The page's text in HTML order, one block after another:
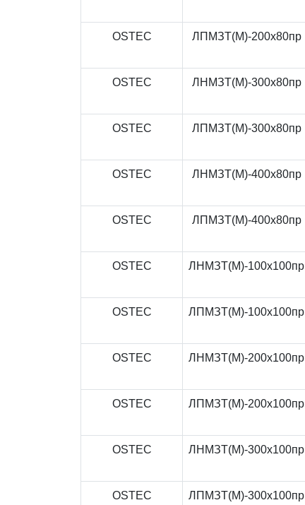
OSTEC ЛПМЗТ(М)-200x80пр
OSTEC ЛНМЗТ(М)-300x80пр
OSTEC ЛПМЗТ(М)-300x80пр
OSTEC ЛНМЗТ(М)-400x80пр
OSTEC ЛПМЗТ(М)-400x80пр
OSTEC ЛНМЗТ(М)-100x100пр
OSTEC ЛПМЗТ(М)-100x100пр
OSTEC ЛНМЗТ(М)-200x100пр
OSTEC ЛПМЗТ(М)-200x100пр
OSTEC ЛНМЗТ(М)-300x100пр
OSTEC ЛПМЗТ(М)-300x100пр